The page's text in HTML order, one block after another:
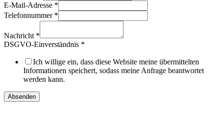
Anrede
Nachname
E-Mail-Adresse *
Telefonnummer *
Nachricht *
DSGVO-Einverständnis *
Ich willige ein, dass diese Website meine übermittelten
Informationen speichert, sodass meine Anfrage beantwortet
werden kann.
Absenden